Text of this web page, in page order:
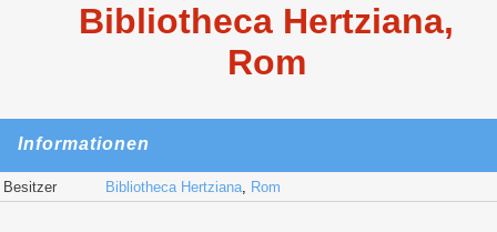
Bibliotheca Hertziana,
Rom
Informationen
Besitzer Bibliotheca Hertziana Rom